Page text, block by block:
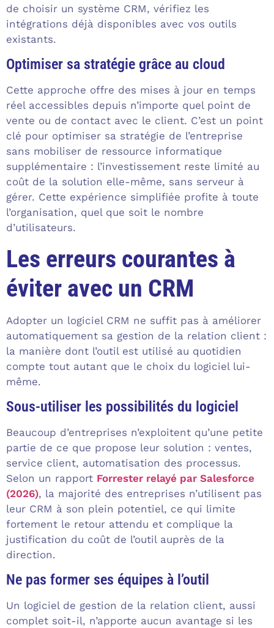
de choisir un système CRM, vérifiez les
intégrations déjà disponibles avec vos outils
existants.
Optimiser sa stratégie grâce au cloud
Cette approche offre des mises à jour en temps
réel accessibles depuis n’importe quel point de
vente ou de contact avec le client. C’est un point
clé pour optimiser sa stratégie de l’entreprise
sans mobiliser de ressource informatique
supplémentaire : l’investissement reste limité au
coût de la solution elle-même, sans serveur à
gérer. Cette expérience simplifiée profite à toute
l’organisation, quel que soit le nombre
d’utilisateurs.
Les erreurs courantes à
éviter avec un CRM
Adopter un logiciel CRM ne suffit pas à améliorer
automatiquement sa gestion de la relation client :
la manière dont l’outil est utilisé au quotidien
compte tout autant que le choix du logiciel lui-
même.
Sous-utiliser les possibilités du logiciel
Beaucoup d’entreprises n’exploitent qu’une petite
partie de ce que propose leur solution : ventes,
service client, automatisation des processus.
Selon un rapport Forrester relayé par Salesforce
(2026), la majorité des entreprises n’utilisent pas
leur CRM à son plein potentiel, ce qui limite
fortement le retour attendu et complique la
justification du coût de l’outil auprès de la
direction.
Ne pas former ses équipes à l’outil
Un logiciel de gestion de la relation client, aussi
complet soit-il, n’apporte aucun avantage si les